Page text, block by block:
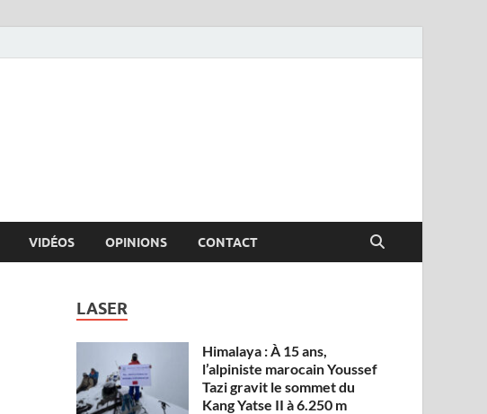
VIDÉOS OPINIONS CONTACT
LASER
Himalaya : À 15 ans,
l’alpiniste marocain Youssef
Tazi gravit le sommet du
Kang Yatse II à 6.250 m